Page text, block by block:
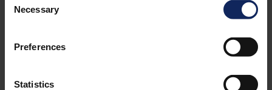
Selection
Necessary
Preferences
Statistics